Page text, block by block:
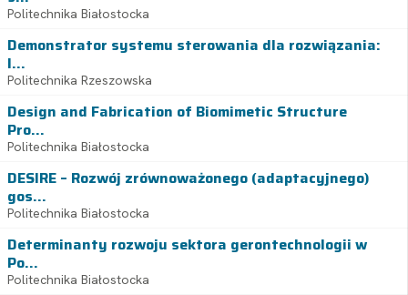
Politechnika Białostocka
Demonstrator systemu sterowania dla rozwiązania:
I...
Politechnika Rzeszowska
Design and Fabrication of Biomimetic Structure
Pro...
Politechnika Białostocka
DESIRE – Rozwój zrównoważonego (adaptacyjnego)
gos...
Politechnika Białostocka
Determinanty rozwoju sektora gerontechnologii w
Po...
Politechnika Białostocka